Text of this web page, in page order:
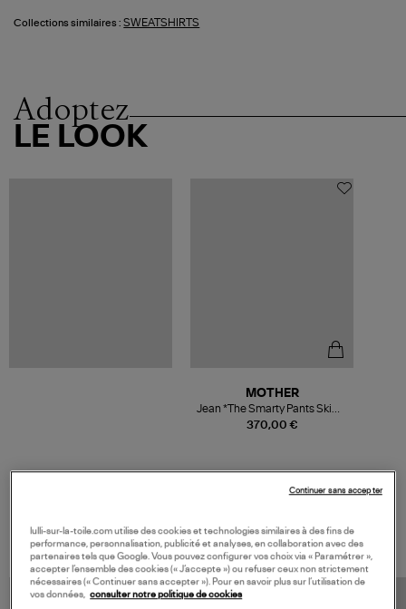
Collections similaires : SWEATSHIRTS
Adoptez
LE LOOK
370,00 €
MOTHER
Jean *The Smarty Pants Skimp
Perfect Drug
VOS DERNIERS PRODUITS VUS
lulli-sur-la-toile.com utilise des cookies et technologies similaires à des fins de
performance, personnalisation, publicité et analyses, en collaboration avec des
partenaires tels que Google. Vous pouvez configurer vos choix via « Paramétrer »,
accepter l’ensemble des cookies (« J’accepte ») ou refuser ceux non strictement
nécessaires (« Continuer sans accepter »). Pour en savoir plus sur l’utilisation de
vos données,
consulter notre politique de cookies
Continuer sans accepter